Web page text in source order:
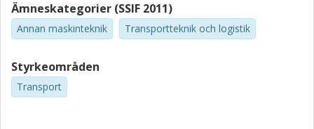
Ämneskategorier (SSIF 2011)
Annan maskinteknik Transportteknik och logistik
Styrkeområden
Transport